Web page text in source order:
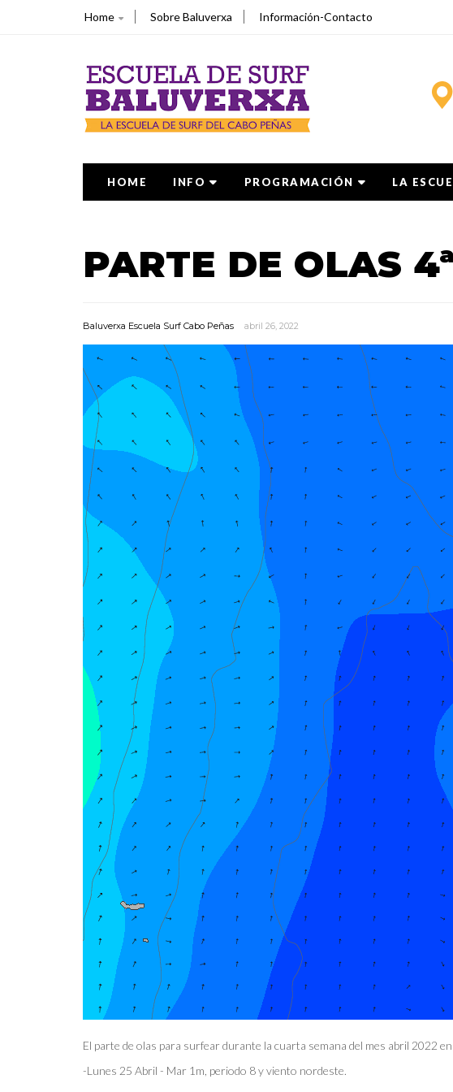
Home Sobre Baluverxa Información-Contacto
HOME INFO PROGRAMACIÓN LA
PARTE DE OLAS
Baluverxa Escuela Surf Cabo Peñas abril 26, 2022
El parte de olas para surfear durante la cuarta semana del mes abril 2022
-Lunes 25 Abril - Mar 1m, periodo 8 y viento nordeste.